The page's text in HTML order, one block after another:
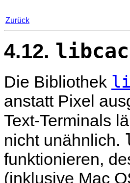
Zurück
4.12.
Die Bibliothek
anstatt Pixel
Text-Terminals
nicht unähnlich.
funktionieren,
(inklusive Mac